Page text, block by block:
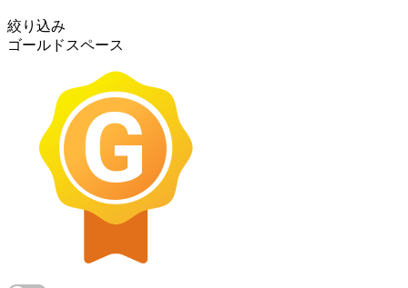
絞り込み
ゴールドスペース